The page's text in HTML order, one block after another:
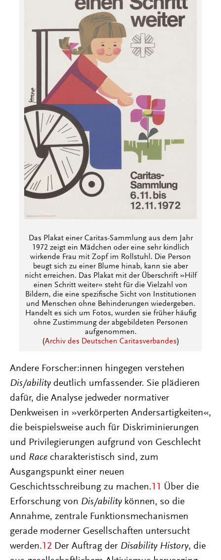
Das Plakat einer Caritas-Sammlung aus dem Jahr
1972 zeigt ein Mädchen oder eine sehr kindlich
wirkende Frau mit Zopf im Rollstuhl. Die Person
beugt sich zu einer Blume hinab, kann sie aber
nicht erreichen. Das Plakat mit der Überschrift »Hilf
einen Schritt weiter« steht für die Vielzahl von
Bildern, die eine spezifische Sicht von Institutionen
und Menschen ohne Behinderungen wiedergeben.
Handelt es sich um Fotos, wurden sie früher häufig
ohne Zustimmung der abgebildeten Personen
aufgenommen.
(Archiv des Deutschen Caritasverbandes)
Andere Forscher:innen hingegen verstehen
Dis/ability deutlich umfassender. Sie plädieren
dafür, die Analyse jedweder normativer
Denkweisen in »verkörperten Andersartigkeiten«,
die beispielsweise auch für Diskriminierungen
und Privilegierungen aufgrund von Geschlecht
und Race charakteristisch sind, zum
Ausgangspunkt einer neuen
Geschichtsschreibung zu machen. 11 Über die
Erforschung von Dis/ability können, so die
Annahme, zentrale Funktionsmechanismen
gerade moderner Gesellschaften untersucht
werden. 12 Der Auftrag der Disability History, die